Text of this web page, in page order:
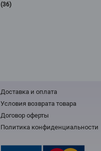
(36)
Доставка и оплата
Условия возврата товарa
Договор оферты
Политика конфиденциальности